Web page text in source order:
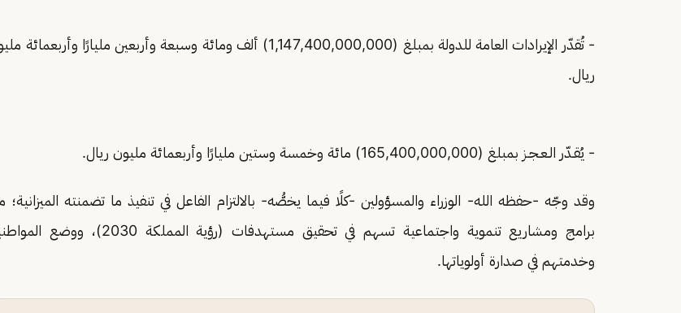
- تُقدّر الإيرادات العامة للدولة بمبلغ (1,147,400,000,000) ألف ومائة وسبعة وأربعين مليارًا وأربعمائة
ريال.
- يُقـدّر الـعـجـز بمبلغ (165,400,000,000) مائة وخمسة وستين مليارًا وأربعمائة مليون ريال.
وقد وجّه -حفظه الله- الوزراء والمسؤولين -كلًا فيما يخصُّه- بالالتزام الفاعل في تنفيذ ما تضمنته الميزانية؛
برامج ومشاريع تنموية واجتماعية تسهم في تحقيق مستهدفات (رؤية المملكة 2030)،
وخدمتهم في صدارة أولوياتها.